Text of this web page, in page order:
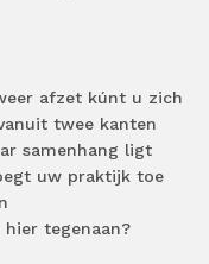
afzet kúnt u zich
twee kanten
samenhang ligt
uw praktijk toe
tegenaan?